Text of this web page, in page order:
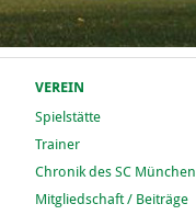
VEREIN
Spielstätte
Trainer
Chronik des SC München
Mitgliedschaft / Beiträge